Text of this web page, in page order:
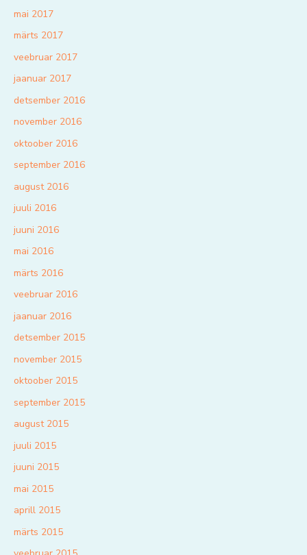
mai 2017
märts 2017
veebruar 2017
jaanuar 2017
detsember 2016
november 2016
oktoober 2016
september 2016
august 2016
juuli 2016
juuni 2016
mai 2016
märts 2016
veebruar 2016
jaanuar 2016
detsember 2015
november 2015
oktoober 2015
september 2015
august 2015
juuli 2015
juuni 2015
mai 2015
aprill 2015
märts 2015